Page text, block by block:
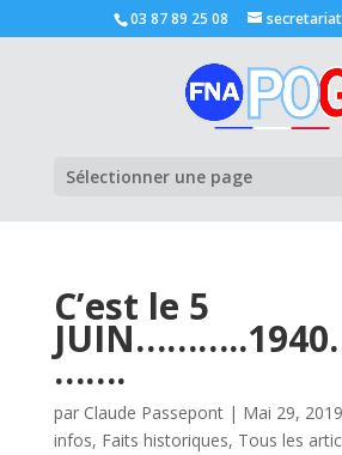
03 87 89 25 08
Sélectionner une page
C’est le 5
…….
par Claude Passepont| Mai 29, 2019
infos, Faits historiques, Tous les